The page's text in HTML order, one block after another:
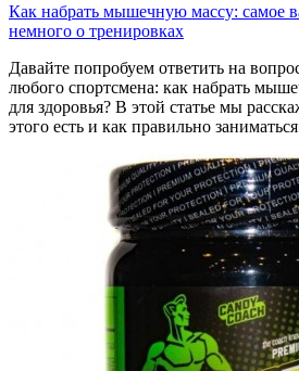
Как набрать мышечную массу: самое
немного о тренировках
Давайте попробуем ответить на
любого спортсмена: как набрать
для здоровья? В этой статье мы
этого есть и как правильно